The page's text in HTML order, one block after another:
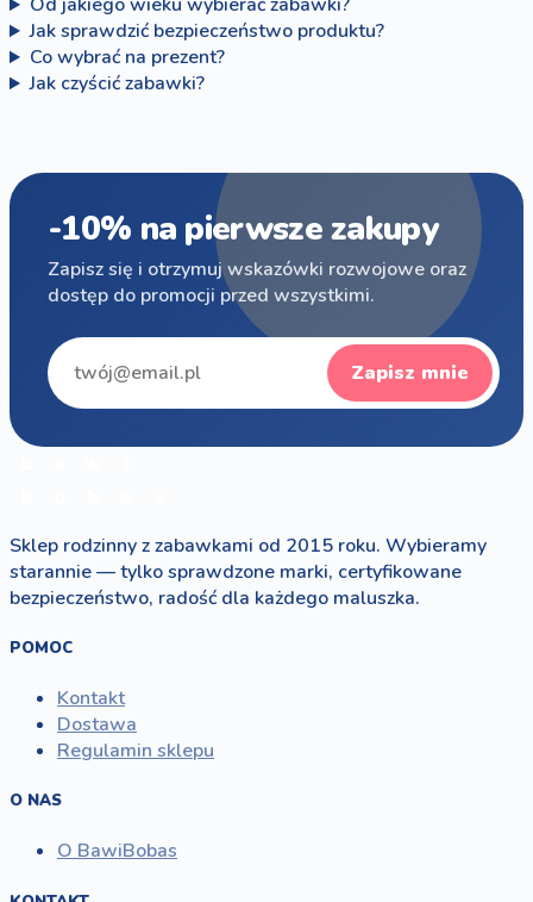
Jak sprawdzić bezpieczeństwo produktu?
Co wybrać na prezent?
Jak czyścić zabawki?
-10% na pierwsze zakupy
Zapisz się i otrzymuj wskazówki rozwojowe oraz
dostęp do promocji przed wszystkimi.
Zapisz mnie
Sklep rodzinny z zabawkami od 2015 roku. Wybieramy
starannie — tylko sprawdzone marki, certyfikowane
bezpieczeństwo, radość dla każdego maluszka.
POMOC
Kontakt
Dostawa
Regulamin sklepu
O NAS
O BawiBobas